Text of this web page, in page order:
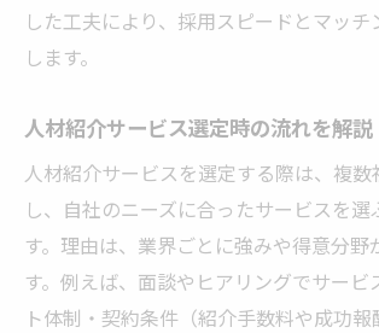
した工夫により、採用スピードとマッ
します。
人材紹介サービス選定時の流れを解説
人材紹介サービスを選定する際は、複数
し、自社のニーズに合ったサービスを選
す。理由は、業界ごとに強みや得意分野
す。例えば、面談やヒアリングでサービ
ト体制・契約条件（紹介手数料や成功